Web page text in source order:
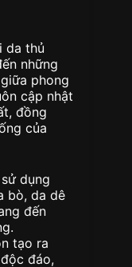
da thủ
những
phong
cập nhật
đồng
của
dụng
bò, da dê
đến
tạo ra
đáo,